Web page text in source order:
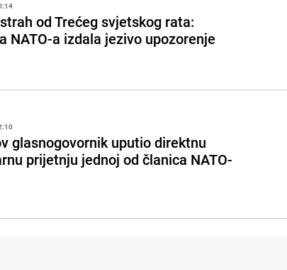
od Trećeg svjetskog rata:
NATO-a izdala jezivo upozorenje
glasnogovornik uputio direktnu
prijetnju jednoj od članica NATO-